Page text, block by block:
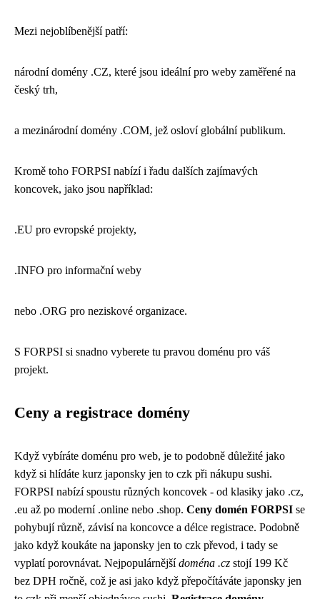
Mezi nejoblíbenější patří:
národní domény .CZ, které jsou ideální pro weby zaměřené na
český trh,
a mezinárodní domény .COM, jež osloví globální publikum.
Kromě toho FORPSI nabízí i řadu dalších zajímavých
koncovek, jako jsou například:
.EU pro evropské projekty,
.INFO pro informační weby
nebo .ORG pro neziskové organizace.
S FORPSI si snadno vyberete tu pravou doménu pro váš
projekt.
Ceny a registrace domény
Když vybíráte doménu pro web, je to podobně důležité jako
když si hlídáte kurz japonsky jen to czk při nákupu sushi.
FORPSI nabízí spoustu různých koncovek - od klasiky jako .cz,
.eu až po moderní .online nebo .shop. Ceny domén FORPSI se
pohybují různě, závisí na koncovce a délce registrace. Podobně
jako když koukáte na japonsky jen to czk převod, i tady se
vyplatí porovnávat. Nejpopulárnějšídoména .cz stojí 199 Kč
bez DPH ročně, což je asi jako když přepočítáváte japonsky jen